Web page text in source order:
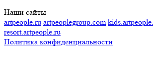
Наши сайты
artpeople.ru artpeoplegroup.com
resort.artpeople.ru
Политика конфиденциальности